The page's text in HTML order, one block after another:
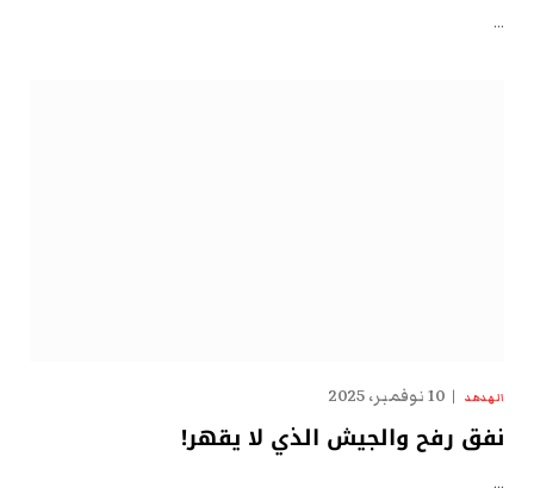
…
الهدهد 10 نوفمبر، 2025
نفق رفح والجيش الذي لا يقهر!
…